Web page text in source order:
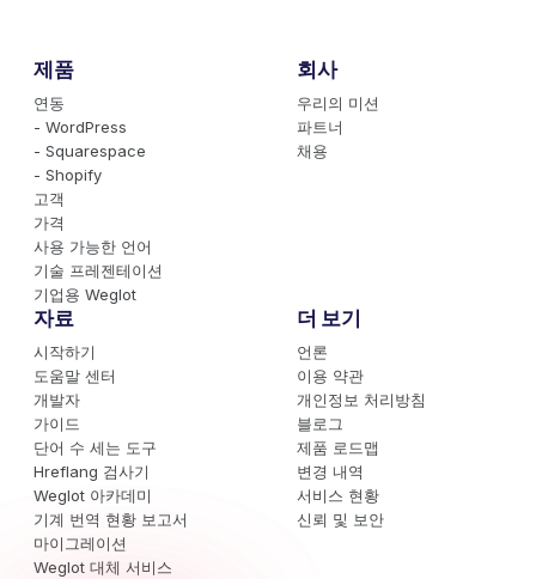
제품
연동
- WordPress
- Squarespace
- Shopify
고객
가격
사용 가능한 언어
기술 프레젠테이션
기업용 Weglot
회사
우리의 미션
파트너
채용
자료
시작하기
도움말 센터
개발자
가이드
단어 수 세는 도구
Hreflang 검사기
Weglot 아카데미
기계 번역 현황 보고서
마이그레이션
Weglot 대체 서비스
더 보기
언론
이용 약관
개인정보 처리방침
블로그
제품 로드맵
변경 내역
서비스 현황
신뢰 및 보안